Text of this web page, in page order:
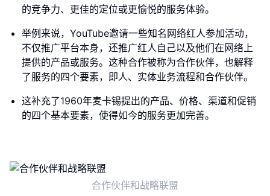
的竞争力、更佳的定位或更愉悦的服务体验。
举例来说，YouTube邀请一些知名网络红人参加活动，
不仅推广平台本身，还推广红人自己以及他们在网络上
提供的产品或服务。这种合作被称为合作伙伴，也解释
了服务的四个要素，即人、实体业务流程和合作伙伴。
这补充了1960年麦卡锡提出的产品、价格、渠道和促销
的四个基本要素，使得如今的服务更加完善。
合作伙伴和战略联盟